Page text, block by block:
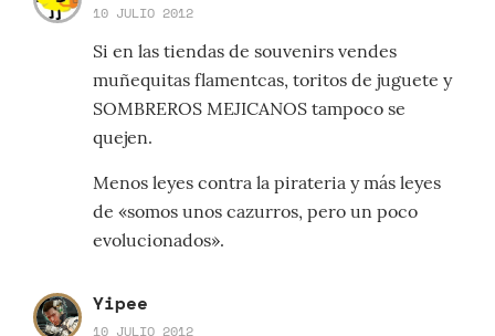
10 JULIO 2012
Si en las tiendas de souvenirs vendes
muñequitas flamentcas, toritos de juguete y
SOMBREROS MEJICANOS tampoco se
quejen.
Menos leyes contra la pirateria y más leyes
de «somos unos cazurros, pero un poco
evolucionados».
Yipee
10 JULIO 2012